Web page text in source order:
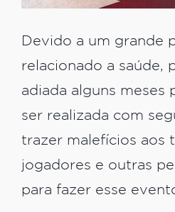
Devido a um grande
relacionado a saúde,
adiada alguns meses
ser realizada com
trazer malefícios aos
jogadores e outras
para fazer esse